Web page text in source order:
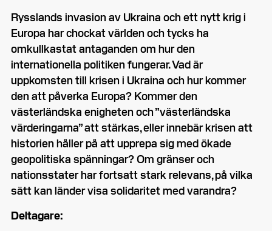
Rysslands invasion av Ukraina och ett nytt krig i
Europa har chockat världen och tycks ha
omkullkastat antaganden om hur den
internationella politiken fungerar. Vad är
uppkomsten till krisen i Ukraina och hur kommer
den att påverka Europa? Kommer den
västerländska enigheten och ”västerländska
värderingarna” att stärkas, eller innebär krisen att
historien håller på att upprepa sig med ökade
geopolitiska spänningar? Om gränser och
nationsstater har fortsatt stark relevans, på vilka
sätt kan länder visa solidaritet med varandra?
Deltagare: